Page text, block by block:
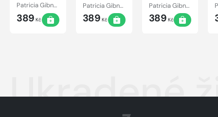
Patricia Gibneyová
389 Kč
Patricia Gibneyová
389 Kč
Patricia Gibneyová
389 Kč
Ukradené